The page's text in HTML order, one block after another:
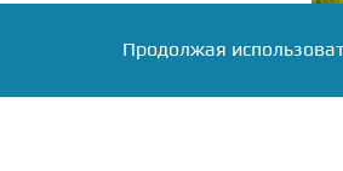
Продолжая